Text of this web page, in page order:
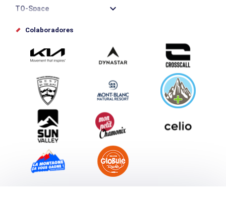
TO-Space
Offices de tourisme
Envíe su evento
Service groupes et séminaires
Descargar
Turismo y discapacidad
Colaboradores